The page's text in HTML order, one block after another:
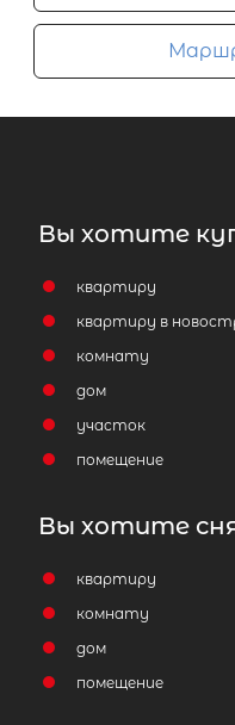
Вы хотите
квартиру
квартиру в
комнату
дом
участок
помещение
Вы хотите
квартиру
комнату
дом
помещение